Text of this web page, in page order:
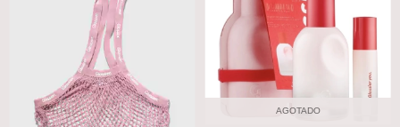
AGOTADO